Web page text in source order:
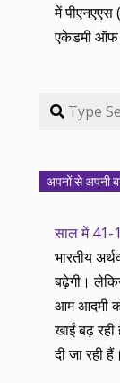
में
एकेडमी
Search
अपनों से अपनी
साल में 41-
भारतीय
बढ़ेगी।
आम आदमी
खाईं बढ़
दी जा रही